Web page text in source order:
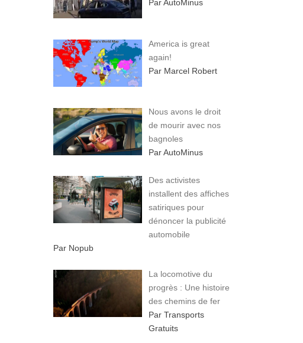
Par AutoMinus
America is great
again!
Par Marcel Robert
Nous avons le droit
de mourir avec nos
bagnoles
Par AutoMinus
Des activistes
installent des affiches
satiriques pour
dénoncer la publicité
automobile
Par Nopub
La locomotive du
progrès : Une histoire
des chemins de fer
Par Transports
Gratuits